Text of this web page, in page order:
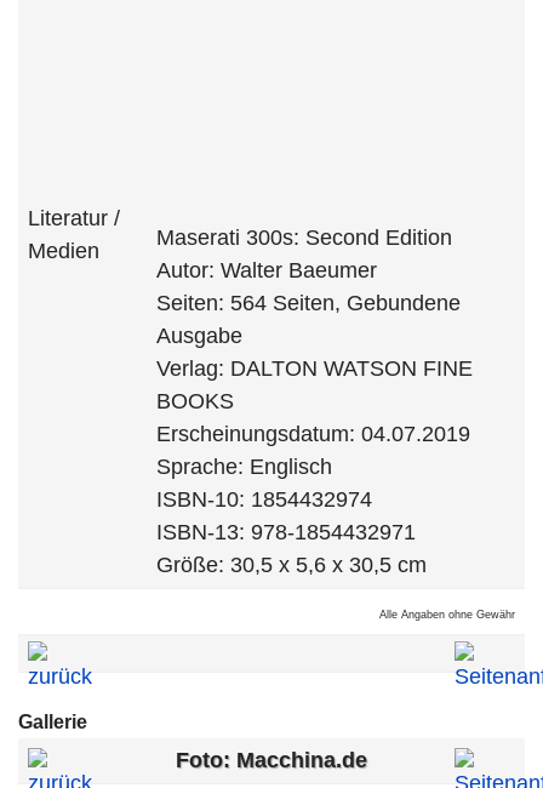
Literatur /
Medien
Maserati 300s: Second Edition
Autor: Walter Baeumer
Seiten: 564 Seiten, Gebundene
Ausgabe
Verlag: DALTON WATSON FINE
BOOKS
Erscheinungsdatum: 04.07.2019
Sprache: Englisch
ISBN-10: 1854432974
ISBN-13: 978-1854432971
Größe: 30,5 x 5,6 x 30,5 cm
Alle Angaben ohne Gewähr
Gallerie
Foto: Macchina.de